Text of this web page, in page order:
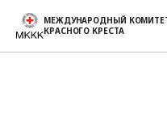
МЕЖДУНАРОДНЫЙ
КРАСНОГО КРЕСТА